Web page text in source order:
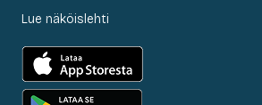
Lue näköislehti